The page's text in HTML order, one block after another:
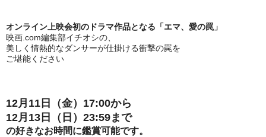
オンライン上映会初のドラマ作品となる「エマ、愛の罠」
映画.com編集部イチオシの、
美しく情熱的なダンサーが仕掛ける衝撃の罠を
ご堪能ください
12月11日（金）17:00から
12月13日（日）23:59まで
の好きなお時間に鑑賞可能です。